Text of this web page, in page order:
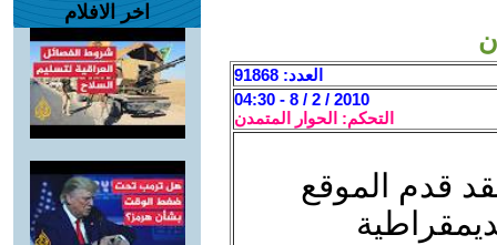
العدد: 91868
2010 / 2 / 8 - 04:30
التحكم: الحوار المتمدن
قدم الموقع
اخر الافلام